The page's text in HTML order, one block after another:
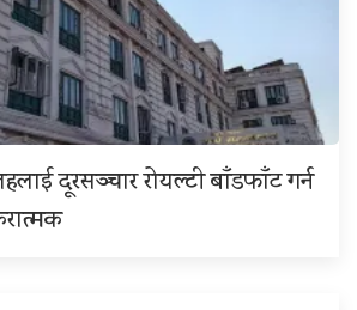
दूरसञ्चार रोयल्टी बाँडफाँट गर्न